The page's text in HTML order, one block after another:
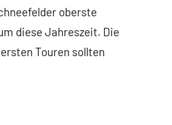
oberste
diese Jahreszeit. Die
Touren sollten